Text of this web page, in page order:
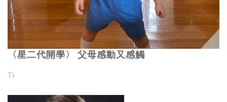
〈星二代開學〉 父母感動又感觸
Ti